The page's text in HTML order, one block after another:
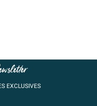
EXCLUSIVES